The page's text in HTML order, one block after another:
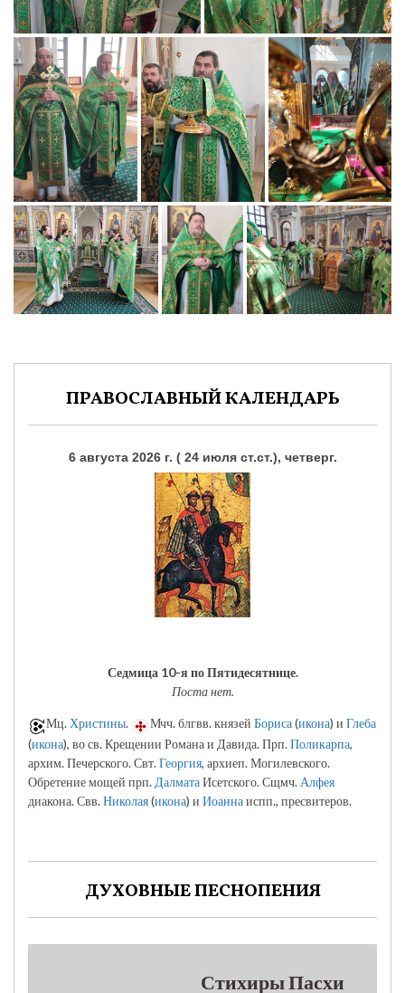
ПРАВОСЛАВНЫЙ КАЛЕНДАРЬ
6 августа 2026 г. ( 24 июля ст.ст.), четверг.
Седмица 10-я по Пятидесятнице.
Поста нет.
Мц. Христины. Мчч. блгвв. князей Бориса(икона) и Глеба
(икона), во св. Крещении Романа и Давида. Прп.Поликарпа,
архим. Печерского. Свт.Георгия, архиеп. Могилевского.
Обретение мощей прп.ДалматаИсетского. Сщмч.Алфея
диакона. Свв.Николая(икона) и Иоаннаиспп., пресвитеров.
ДУХОВНЫЕ ПЕСНОПЕНИЯ
Стихиры Пасхи